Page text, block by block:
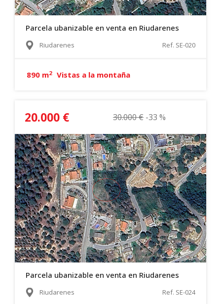
Parcela ubanizable en venta en Riudarenes
Riudarenes Ref. SE-020
890 m2 Vistas a la montaña
20.000 € 30.000 € -33 %
Parcela ubanizable en venta en Riudarenes
Riudarenes Ref. SE-024